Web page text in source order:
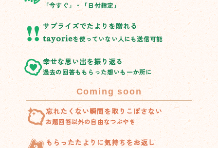
「今すぐ」・「日付指定」
サプライズでたよりを贈れる
tayorieを使っていない人にも送信可能
幸せな思い出を振り返る
過去の回答ももらった想いも一か所に
Coming soon
忘れたくない瞬間を取りこぼさない
お題回答以外の自由なつぶやき
もらったたよりに気持ちをお返し